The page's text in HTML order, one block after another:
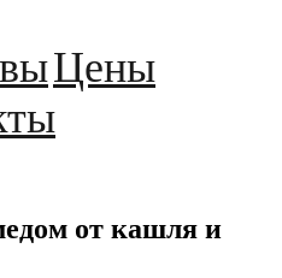
Цены
от кашля и